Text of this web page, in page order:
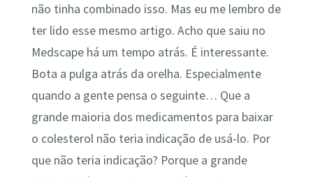
não tinha combinado isso. Mas eu me lembro de
ter lido esse mesmo artigo. Acho que saiu no
Medscape há um tempo atrás. É interessante.
Bota a pulga atrás da orelha. Especialmente
quando a gente pensa o seguinte… Que a
grande maioria dos medicamentos para baixar
o colesterol não teria indicação de usá-lo. Por
que não teria indicação? Porque a grande